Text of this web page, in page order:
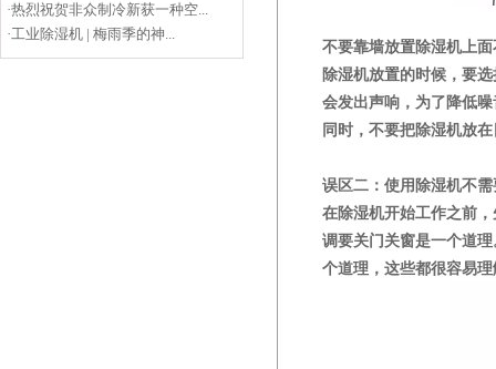
·热烈祝贺非众制冷新获一种空...
·工业除湿机 | 梅雨季的神...
不要靠墙放置除湿机上
除湿机放置的时候，要
会发出声响，为了降低
同时，不要把除湿机放
误区二：使用除湿机不
在除湿机开始工作之前
调要关门关窗是一个道
个道理，这些都很容易理